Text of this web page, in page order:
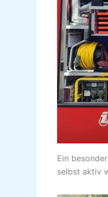
Ein
selbst aktiv